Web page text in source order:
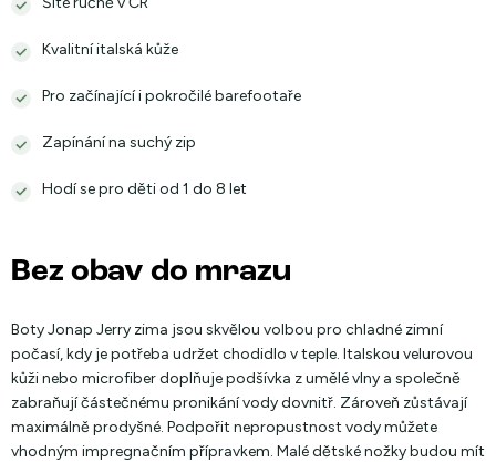
Kvalitní italská kůže
Pro začínající i pokročilé barefootaře
Zapínání na suchý zip
Hodí se pro děti od 1 do 8 let
Bez obav do mrazu
Boty Jonap Jerry zima jsou skvělou volbou pro chladné zimní
počasí, kdy je potřeba udržet chodidlo v teple. Italskou velurovou
kůži nebo microfiber doplňuje podšívka z umělé vlny a společně
zabraňují částečnému pronikání vody dovnitř. Zároveň zůstávají
maximálně prodyšné. Podpořit nepropustnost vody můžete
vhodným impregnačním přípravkem. Malé dětské nožky budou mít